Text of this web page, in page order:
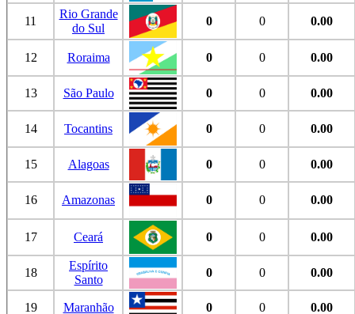
11
Rio Grande
do Sul
0 0 0.00
12 Roraima 0 0 0.00
13 São Paulo 0 0 0.00
14 Tocantins 0 0 0.00
15 Alagoas 0 0 0.00
16 Amazonas 0 0 0.00
17 Ceará 0 0 0.00
18
Espírito
Santo
0 0 0.00
19 Maranhão 0 0 0.00